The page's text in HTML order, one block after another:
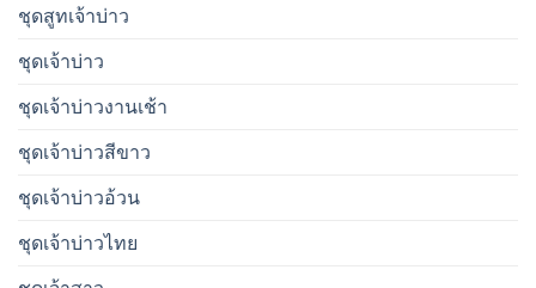
ชุดสูทเจ้าบ่าว
ชุดเจ้าบ่าว
ชุดเจ้าบ่าวงานเช้า
ชุดเจ้าบ่าวสีขาว
ชุดเจ้าบ่าวอ้วน
ชุดเจ้าบ่าวไทย